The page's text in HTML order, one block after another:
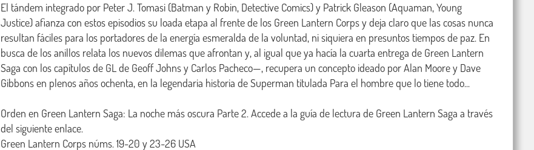
El tándem integrado por Peter J. Tomasi (Batman y Robin, Detective Comics) y Patrick Gleason (Aquaman, Young
Justice) afianza con estos episodios su loada etapa al frente de los Green Lantern Corps y deja claro que las cosas nunca
resultan fáciles para los portadores de la energía esmeralda de la voluntad, ni siquiera en presuntos tiempos de paz. En
busca de los anillos relata los nuevos dilemas que afrontan y, al igual que ya hacía la cuarta entrega de Green Lantern
Saga con los capítulos de GL de Geoff Johns y Carlos Pacheco—, recupera un concepto ideado por Alan Moore y Dave
Gibbons en plenos años ochenta, en la legendaria historia de Superman titulada Para el hombre que lo tiene todo...
Orden en Green Lantern Saga: La noche más oscura Parte 2. Accede a la guía de lectura de Green Lantern Saga a través
del siguiente enlace.
Green Lantern Corps núms. 19-20 y 23-26 USA